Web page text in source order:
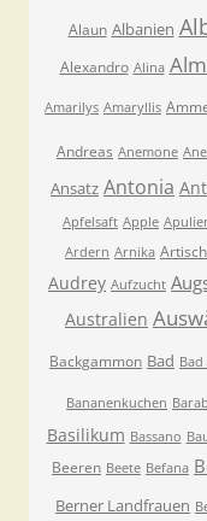
Alaun Albanien
Alexandro Alina
Amarilys Amaryllis
Andreas Anemone
Ansatz Antonia
Apfelsaft Apple
Ardern Arnika
Audrey Aufzucht
Australien
Backgammon Bad
Bananenkuchen
Basilikum Bassano
Beeren Beete Befana
Berner Landfrauen